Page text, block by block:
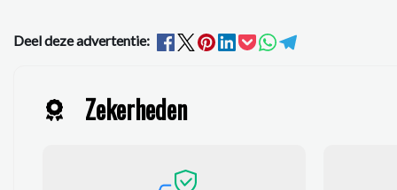
Deel deze advertentie:
Zekerheden